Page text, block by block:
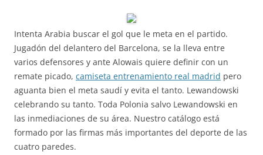
Intenta Arabia buscar el gol que le meta en el partido.
Jugadón del delantero del Barcelona, se la lleva entre
varios defensores y ante Alowais quiere definir con un
remate picado, camiseta entrenamiento real madrid pero
aguanta bien el meta saudí y evita el tanto. Lewandowski
celebrando su tanto. Toda Polonia salvo Lewandowski en
las inmediaciones de su área. Nuestro catálogo está
formado por las firmas más importantes del deporte de las
cuatro paredes.